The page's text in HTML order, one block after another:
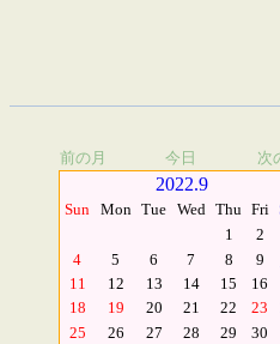
前の月 今日 次
2022.9
Sun Mon Tue Wed Thu Fri
1
2
4
5 6 7 8 9
11
12 13 14 15 16
18
19 20 21 22 23
25
26 27 28 29 30